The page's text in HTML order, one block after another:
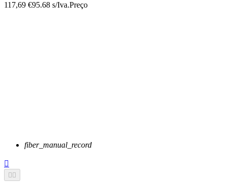
117,69 €95.68 s/Iva.Preço
fiber_manual_record

 